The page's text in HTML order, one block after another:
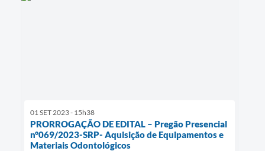
01 SET 2023 - 15h38
PRORROGAÇÃO DE EDITAL – Pregão Presencial
n°069/2023-SRP- Aquisição de Equipamentos e
Materiais Odontológicos